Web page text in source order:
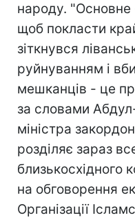
народу.
щоб покласти
зіткнувся
руйнуванням і
мешканців - це
за словами
міністра
розділяє зараз
близькосхідного
на обговорення
Організації